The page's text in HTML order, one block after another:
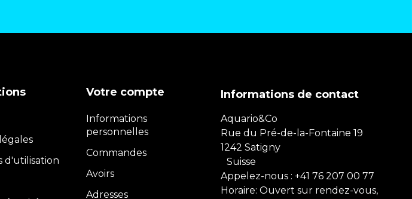
d'utilisation
Votre compte
Informations
personnelles
Commandes
Avoirs
Adresses
Informations de contact
Aquario&Co
Rue du Pré-de-la-Fontaine 19
1242 Satigny
Suisse
Appelez-nous : +41 76 207 00 77
Horaire: Ouvert sur rendez-vous,